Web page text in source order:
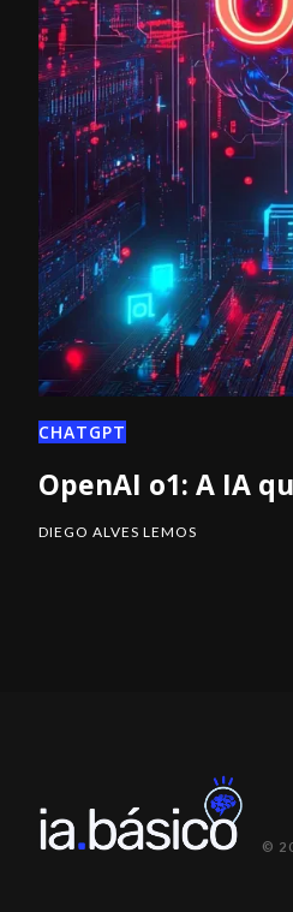
CHATGPT
OpenAI o1: A IA
DIEGO ALVES LEMOS
©